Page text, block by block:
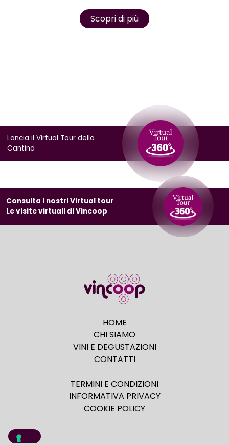
Scopri di più
Lancia il Virtual Tour della
Cantina
Consulta i nostri Virtual tour
Le visite virtuali di Vincoop
HOME
CHI SIAMO
VINI E DEGUSTAZIONI
CONTATTI
TERMINI E CONDIZIONI
INFORMATIVA PRIVACY
COOKIE POLICY